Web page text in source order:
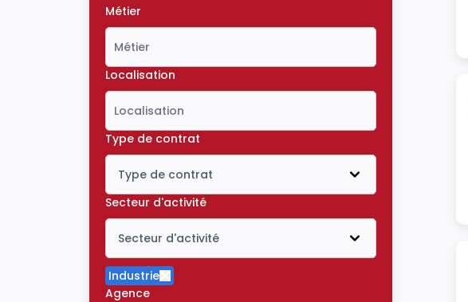
Métier
Localisation
Type de contrat
Type de contrat
Icône ouvrir la liste déroulante
Secteur d'activité
Secteur d'activité
Icône ouvrir la liste déroulante
Industrie
Supprimer le critère Industrie
Agence